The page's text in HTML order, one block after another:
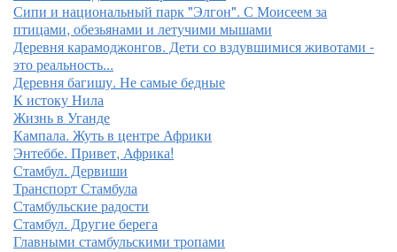
Сипи и национальный парк "Элгон". С Моисеем за
птицами, обезьянами и летучими мышами
Деревня карамоджонгов. Дети со вздувшимися животами -
это реальность...
Деревня багишу. Не самые бедные
К истоку Нила
Жизнь в Уганде
Кампала. Жуть в центре Африки
Энтеббе. Привет, Африка!
Стамбул. Дервиши
Транспорт Стамбула
Стамбульские радости
Стамбул. Другие берега
Главными стамбульскими тропами